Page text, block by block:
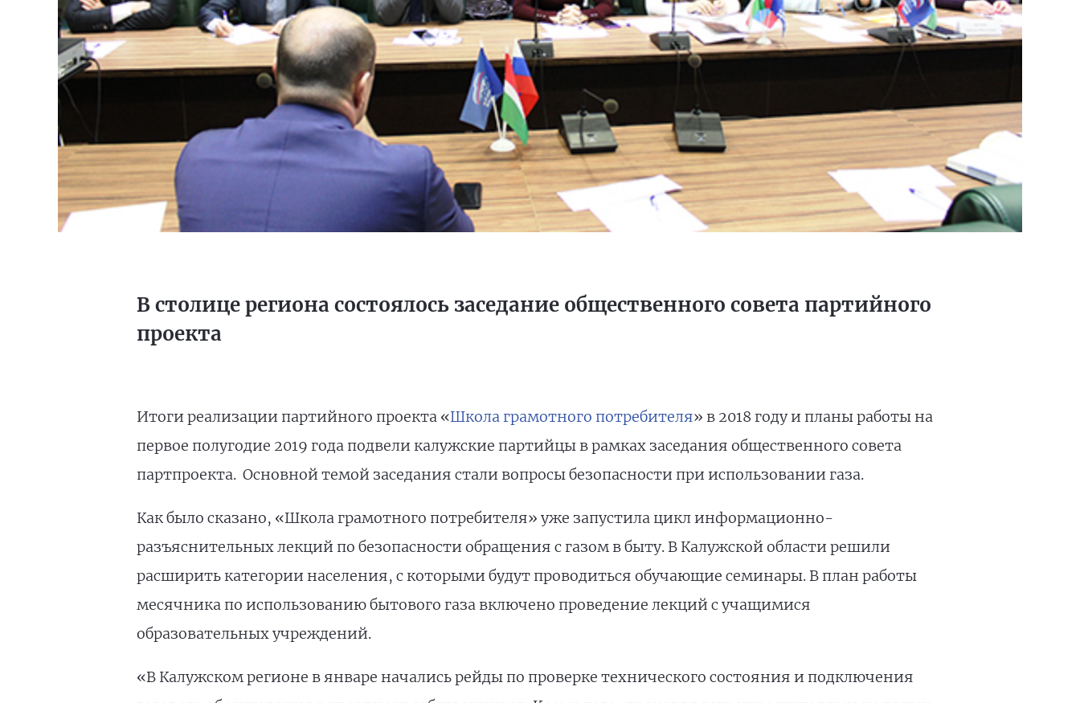
В столице региона состоялось заседание общественного совета партийного
проекта
Итоги реализации партийного проекта «Школа грамотного потребителя» в 2018 году и планы работы на
первое полугодие 2019 года подвели калужские партийцы в рамках заседания общественного совета
партпроекта. Основной темой заседания стали вопросы безопасности при использовании газа.
Как было сказано, «Школа грамотного потребителя» уже запустила цикл информационно-
разъяснительных лекций по безопасности обращения с газом в быту. В Калужской области решили
расширить категории населения, с которыми будут проводиться обучающие семинары. В план работы
месячника по использованию бытового газа включено проведение лекций с учащимися
образовательных учреждений.
«В Калужском регионе в январе начались рейды по проверке технического состояния и подключения